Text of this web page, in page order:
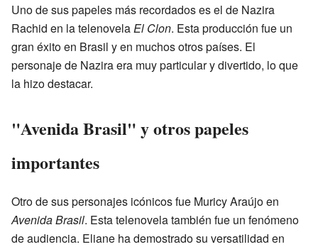
Uno de sus papeles más recordados es el de Nazira
Rachid en la telenovelaEl Clon. Esta producción fue un
gran éxito en Brasil y en muchos otros países. El
personaje de Nazira era muy particular y divertido, lo que
la hizo destacar.
"Avenida Brasil" y otros papeles
importantes
Otro de sus personajes icónicos fue Muricy Araújo en
Avenida Brasil. Esta telenovela también fue un fenómeno
de audiencia. Eliane ha demostrado su versatilidad en